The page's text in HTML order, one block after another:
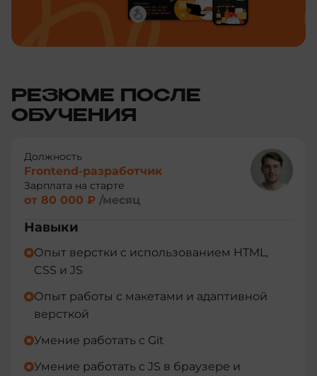
РЕЗЮМЕ ПОСЛЕ
ОБУЧЕНИЯ
Должность
Frontend-разработчик
Зарплата на старте
от 80 000 ₽ /месяц
Навыки
Опыт верстки с использованием HTML,
CSS и JS
Опыт работы с макетами и адаптивной
версткой
Умение работать с Git
Умение работать c JS в браузере и